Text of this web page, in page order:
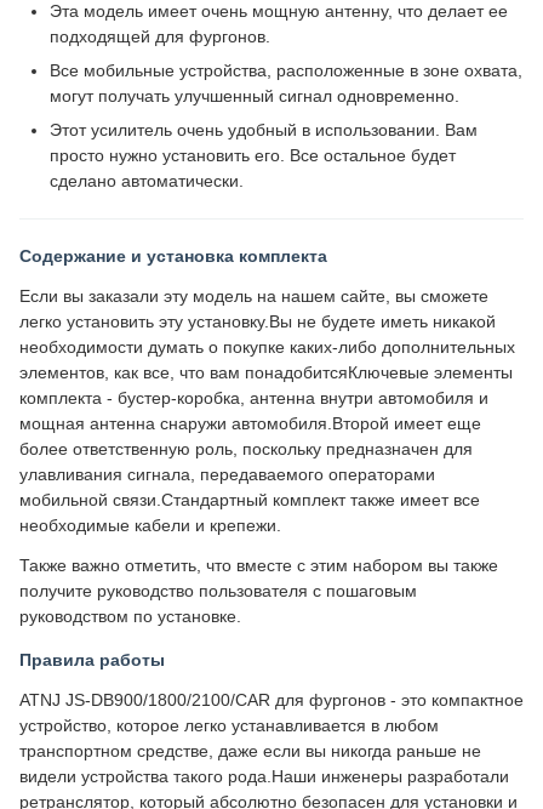
Эта модель имеет очень мощную антенну, что делает ее
подходящей для фургонов.
Все мобильные устройства, расположенные в зоне охвата,
могут получать улучшенный сигнал одновременно.
Этот усилитель очень удобный в использовании. Вам
просто нужно установить его. Все остальное будет
сделано автоматически.
Содержание и установка комплекта
Если вы заказали эту модель на нашем сайте, вы сможете
легко установить эту установку.Вы не будете иметь никакой
необходимости думать о покупке каких-либо дополнительных
элементов, как все, что вам понадобитсяКлючевые элементы
комплекта - бустер-коробка, антенна внутри автомобиля и
мощная антенна снаружи автомобиля.Второй имеет еще
более ответственную роль, поскольку предназначен для
улавливания сигнала, передаваемого операторами
мобильной связи.Стандартный комплект также имеет все
необходимые кабели и крепежи.
Также важно отметить, что вместе с этим набором вы также
получите руководство пользователя с пошаговым
руководством по установке.
Правила работы
ATNJ JS-DB900/1800/2100/CAR для фургонов - это компактное
устройство, которое легко устанавливается в любом
транспортном средстве, даже если вы никогда раньше не
видели устройства такого рода.Наши инженеры разработали
ретранслятор, который абсолютно безопасен для установки и